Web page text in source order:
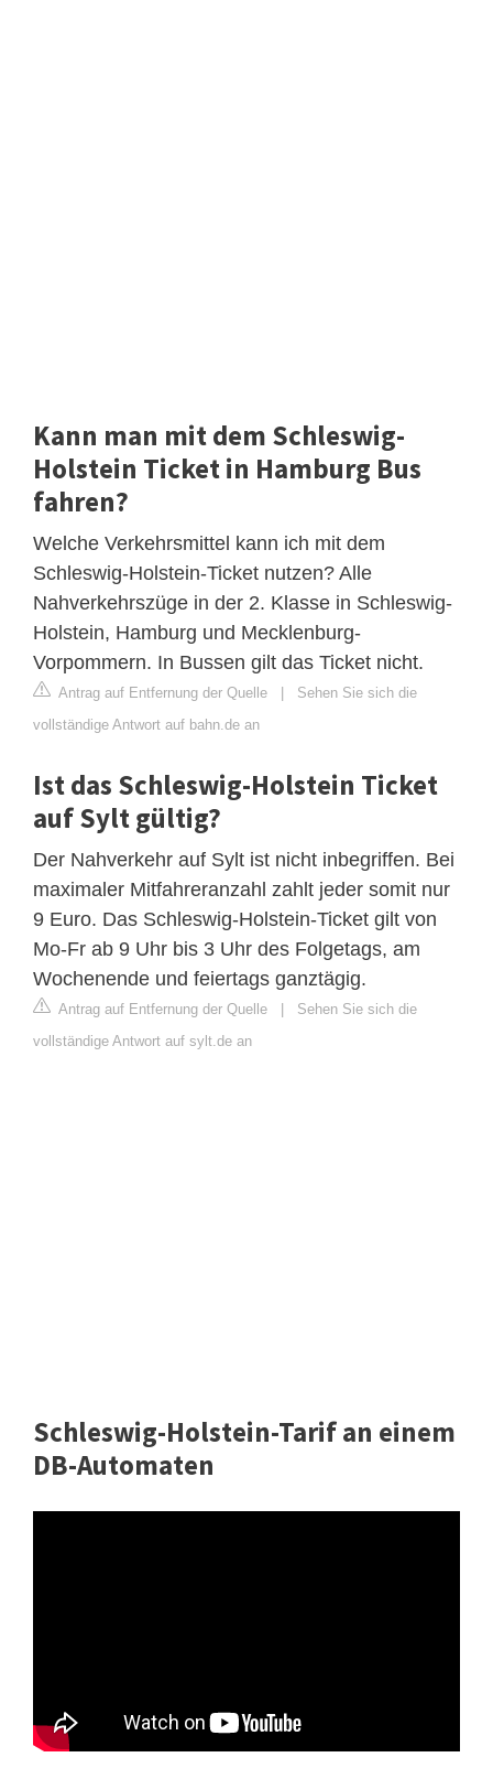
Kann man mit dem Schleswig-
Holstein Ticket in Hamburg Bus
fahren?
Welche Verkehrsmittel kann ich mit dem
Schleswig-Holstein-Ticket nutzen? Alle
Nahverkehrszüge in der 2. Klasse in Schleswig-
Holstein, Hamburg und Mecklenburg-
Vorpommern. In Bussen gilt das Ticket nicht.
Antrag auf Entfernung der Quelle
Sehen Sie sich die
vollständige Antwort auf bahn.de an
Ist das Schleswig-Holstein Ticket
auf Sylt gültig?
Der Nahverkehr auf Sylt ist nicht inbegriffen. Bei
maximaler Mitfahreranzahl zahlt jeder somit nur
9 Euro. Das Schleswig-Holstein-Ticket gilt von
Mo-Fr ab 9 Uhr bis 3 Uhr des Folgetags, am
Wochenende und feiertags ganztägig.
Antrag auf Entfernung der Quelle
Sehen Sie sich die
vollständige Antwort auf sylt.de an
Schleswig-Holstein-Tarif an einem
DB-Automaten